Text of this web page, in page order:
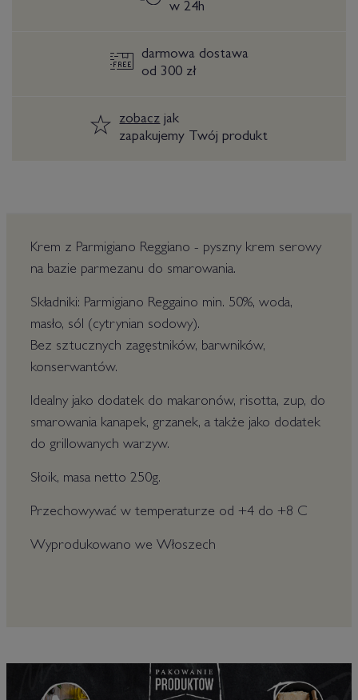
w 24h
darmowa dostawa
od 300 zł
zobaczjak
zapakujemy Twój produkt
Krem z Parmigiano Reggiano - pyszny krem serowy
na bazie parmezanu do smarowania.
Składniki: Parmigiano Reggaino min. 50%, woda,
masło, sól (cytrynian sodowy).
Bez sztucznych zagęstników, barwników,
konserwantów.
Idealny jako dodatek do makaronów, risotta, zup, do
smarowania kanapek, grzanek, a także jako dodatek
do grillowanych warzyw.
Słoik, masa netto 250g.
Przechowywać w temperaturze od +4 do +8 C
Wyprodukowano we Włoszech